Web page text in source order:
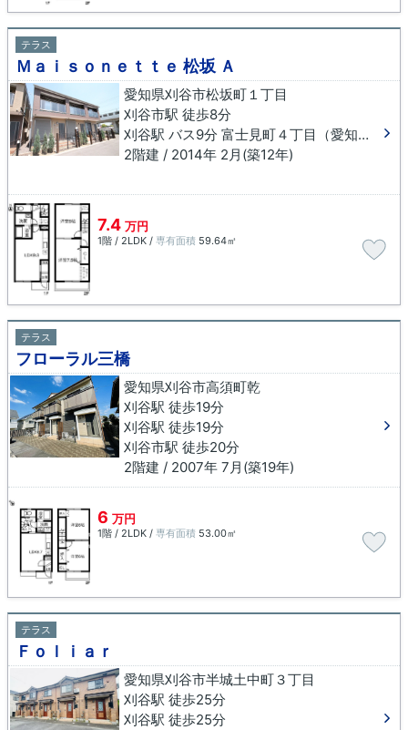
テラス
Ｍａｉｓｏｎｅｔｔｅ 松坂 Ａ
愛知県刈谷市松坂町１丁目
刈谷市駅 徒歩8分
刈谷駅 バス9分 富士見町４丁目（愛知県）下車 徒歩3分
2階建 / 2014年 2月(築12年)
7.4 万円
1階 / 2LDK / 専有面積 59.64㎡
テラス
フローラル三橋
愛知県刈谷市高須町乾
刈谷駅 徒歩19分
刈谷駅 徒歩19分
刈谷市駅 徒歩20分
2階建 / 2007年 7月(築19年)
6 万円
1階 / 2LDK / 専有面積 53.00㎡
テラス
Ｆｏｌｉａｒ
愛知県刈谷市半城土中町３丁目
刈谷駅 徒歩25分
刈谷駅 徒歩25分